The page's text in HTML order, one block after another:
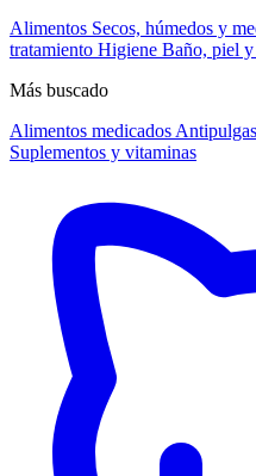
Alimentos Secos, húmedos y
tratamiento Higiene Baño, piel y
Más buscado
Alimentos medicados
Suplementos y vitaminas